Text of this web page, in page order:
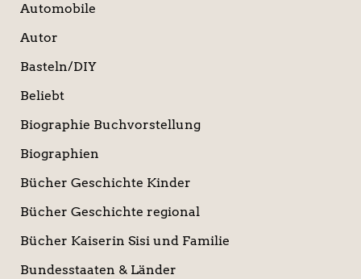
Automobile
Autor
Basteln/DIY
Beliebt
Biographie Buchvorstellung
Biographien
Bücher Geschichte Kinder
Bücher Geschichte regional
Bücher Kaiserin Sisi und Familie
Bundesstaaten & Länder